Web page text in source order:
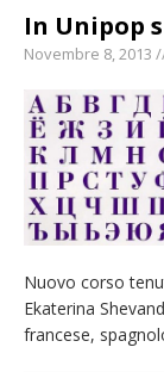
In Unipop
Novembre 8, 2013
Nuovo corso
Ekaterina
francese,